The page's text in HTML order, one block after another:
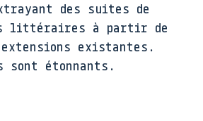
des suites de
littéraires à partir de
existantes.
sont étonnants.